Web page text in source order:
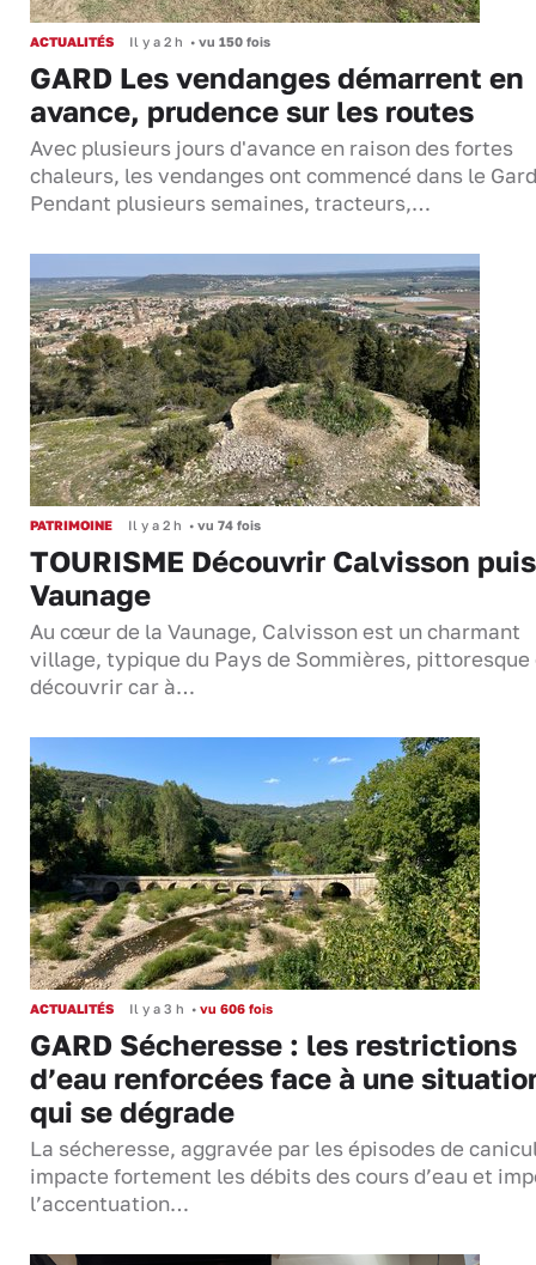
ACTUALITÉS Il y a 2 h • vu 150 fois
GARD Les vendanges démarrent en
avance, prudence sur les routes
Avec plusieurs jours d'avance en raison des fortes
chaleurs, les vendanges ont commencé dans le
Pendant plusieurs semaines, tracteurs,…
PATRIMOINE Il y a 2 h • vu 74 fois
TOURISME Découvrir Calvisson
Vaunage
Au cœur de la Vaunage, Calvisson est un charmant
village, typique du Pays de Sommières, pittoresque
découvrir car à…
ACTUALITÉS Il y a 3 h • vu 606 fois
GARD Sécheresse : les restrictions
d’eau renforcées face à une
qui se dégrade
La sécheresse, aggravée par les épisodes de
impacte fortement les débits des cours d’eau et
l’accentuation…